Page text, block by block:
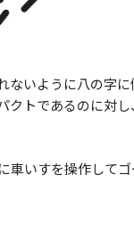
ないように八の字
クトであるのに対
いすを操作してゴ